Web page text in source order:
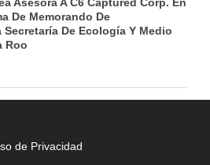
De Memorando De
De Ecología Y Medio
Roo
de Privacidad